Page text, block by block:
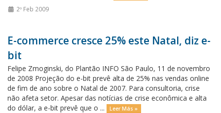
2º Feb 2009
E-commerce cresce 25% este Natal, diz e-
bit
Felipe Zmoginski, do Plantão INFO São Paulo, 11 de novembro
de 2008 Projeção do e-bit prevê alta de 25% nas vendas online
de fim de ano sobre o Natal de 2007. Para consultoria, crise
não afeta setor. Apesar das notícias de crise econômica e alta
do dólar, a e-bit prevê que o ...
Leer Más »